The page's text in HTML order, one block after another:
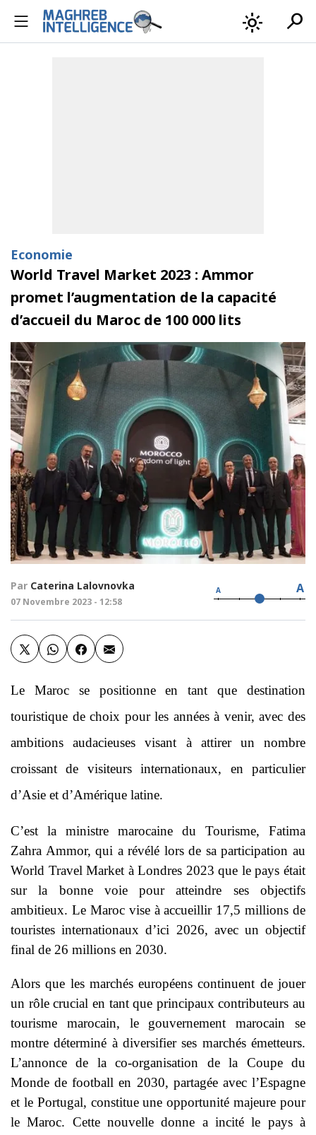
light_mode search
Economie
World Travel Market 2023 : Ammor
promet l’augmentation de la capacité
d’accueil du Maroc de 100 000 lits
Par Caterina Lalovnovka
07 Novembre 2023 - 12:58
A A
Le Maroc se positionne en tant que destination
touristique de choix pour les années à venir, avec des
ambitions audacieuses visant à attirer un nombre
croissant de visiteurs internationaux, en particulier
d’Asie et d’Amérique latine.
C’est la ministre marocaine du Tourisme, Fatima
Zahra Ammor, qui a révélé lors de sa participation au
World Travel Market à Londres 2023 que le pays était
sur la bonne voie pour atteindre ses objectifs
ambitieux. Le Maroc vise à accueillir 17,5 millions de
touristes internationaux d’ici 2026, avec un objectif
final de 26 millions en 2030.
Alors que les marchés européens continuent de jouer
un rôle crucial en tant que principaux contributeurs au
tourisme marocain, le gouvernement marocain se
montre déterminé à diversifier ses marchés émetteurs.
L’annonce de la co-organisation de la Coupe du
Monde de football en 2030, partagée avec l’Espagne
et le Portugal, constitue une opportunité majeure pour
le Maroc. Cette nouvelle donne a incité le pays à